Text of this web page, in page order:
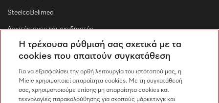
SteelcoBelimed
Αρχιτέκτονες και σχεδιαστές
Για εμπορικούς συνεργάτες
Επικοινωνία
Η τρέχουσα ρύθμισή σας σχετικά με τα
cookies που απαιτούν συγκατάθεση
Για να εξασφαλίσει την ορθή λειτουργία του ιστότοπού μας, η
Miele χρησιμοποιεί απαραίτητα cookies. Με τη συγκατάθεσή
σας, χρησιμοποιούμε επίσης μη απαραίτητα cookies και
τεχνολογίες παρακολούθησης για σκοπούς μάρκετινγκ και